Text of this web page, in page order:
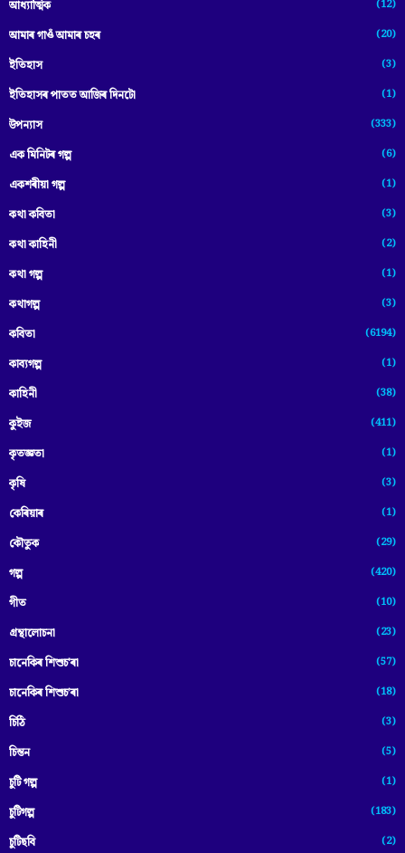
আধ্যাত্মিক (12)
আমাৰ গাওঁ আমাৰ চহৰ (20)
ইতিহাস (3)
ইতিহাসৰ পাতত আজিৰ দিনটো (1)
উপন্যাস (333)
এক মিনিটৰ গল্প (6)
একশৰীয়া গল্প (1)
কথা কবিতা (3)
কথা কাহিনী (2)
কথা গল্প (1)
কথাগল্প (3)
কবিতা (6194)
কাব্যগল্প (1)
কাহিনী (38)
কুইজ (411)
কৃতজ্ঞতা (1)
কৃষি (3)
কেৰিয়াৰ (1)
কৌতুক (29)
গল্প (420)
গীত (10)
গ্ৰন্থালোচনা (23)
চানেকিৰ শিশুচ'ৰা (57)
চানেকিৰ শিশুচ’ৰা (18)
চিঠি (3)
চিন্তন (5)
চুটি গল্প (1)
চুটিগল্প (183)
চুটিছবি (2)